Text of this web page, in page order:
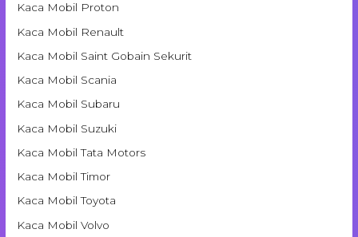
Kaca Mobil Proton
Kaca Mobil Renault
Kaca Mobil Saint Gobain Sekurit
Kaca Mobil Scania
Kaca Mobil Subaru
Kaca Mobil Suzuki
Kaca Mobil Tata Motors
Kaca Mobil Timor
Kaca Mobil Toyota
Kaca Mobil Volvo